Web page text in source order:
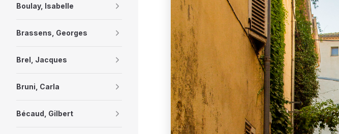
Boulay, Isabelle
Brassens, Georges
Brel, Jacques
Bruni, Carla
Bécaud, Gilbert